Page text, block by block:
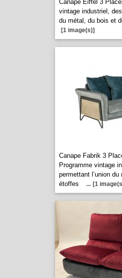
Canape Eiffel 3
vintage industriel,
du métal, du bois et
[1 image(s)]
Canape Fabrik 3
Programme vintage
permettant l’union
étoffes
... [1